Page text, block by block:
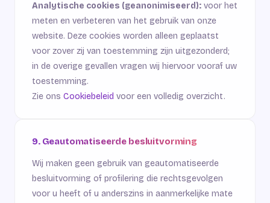
Analytische cookies (geanonimiseerd): voor het
meten en verbeteren van het gebruik van onze
website. Deze cookies worden alleen geplaatst
voor zover zij van toestemming zijn uitgezonderd;
in de overige gevallen vragen wij hiervoor vooraf uw
toestemming.
Zie ons Cookiebeleid voor een volledig overzicht.
9. Geautomatiseerde besluitvorming
Wij maken geen gebruik van geautomatiseerde
besluitvorming of profilering die rechtsgevolgen
voor u heeft of u anderszins in aanmerkelijke mate